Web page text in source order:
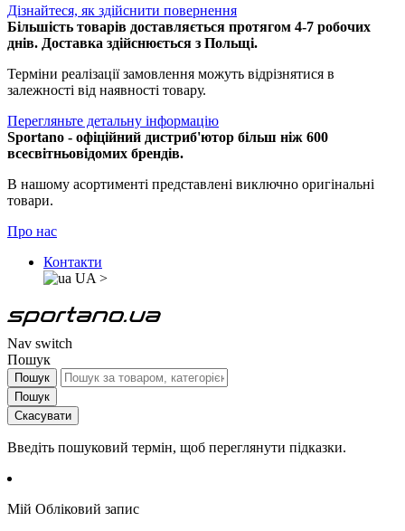
Дізнайтеся, як здійснити повернення
Більшість товарів доставляється протягом 4-7 робочих
днів. Доставка здійснюється з Польщі.
Терміни реалізації замовлення можуть відрізнятися в
залежності від наявності товару.
Перегляньте детальну інформацію
Sportano - офіційний дистриб'ютор більш ніж 600
всесвітньовідомих брендів.
В нашому асортименті представлені виключно оригінальні
товари.
Про нас
Контакти
UA >
Nav switch
Пошук
Пошук
Пошук
Скасувати
Введіть пошуковий термін, щоб переглянути підказки.
Мій Обліковий запис